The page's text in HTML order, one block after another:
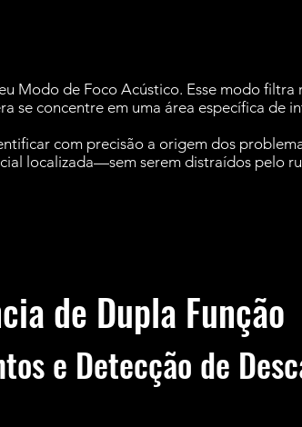
Modo de Foco Acústico. Esse modo
se concentre em uma área específica de
com precisão a origem dos
localizada—sem serem distraídos pelo
de Dupla Função
e Detecção de